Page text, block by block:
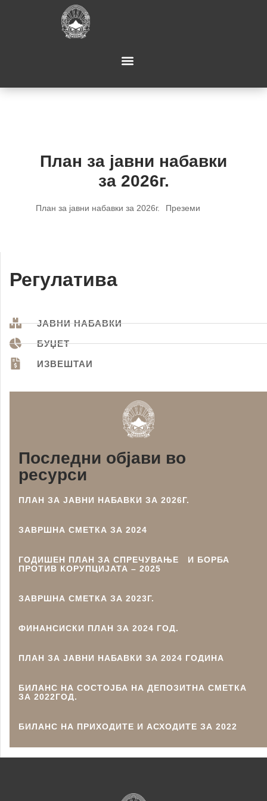
План за јавни набавки
за 2026г.
План за јавни набавки за 2026г. Преземи
Регулатива
ЈАВНИ НАБАВКИ
БУЏЕТ
ИЗВЕШТАИ
Последни објави во
ресурси
ПЛАН ЗА ЈАВНИ НАБАВКИ ЗА 2026Г.
ЗАВРШНА СМЕТКА ЗА 2024
ГОДИШЕН ПЛАН ЗА СПРЕЧУВАЊЕ И БОРБА
ПРОТИВ КОРУПЦИЈАТА – 2025
ЗАВРШНА СМЕТКА ЗА 2023Г.
ФИНАНСИСКИ ПЛАН ЗА 2024 ГОД.
ПЛАН ЗА ЈАВНИ НАБАВКИ ЗА 2024 ГОДИНА
БИЛАНС НА СОСТОЈБА НА ДЕПОЗИТНА СМЕТКА
ЗА 2022ГОД.
БИЛАНС НА ПРИХОДИТЕ И АСХОДИТЕ ЗА 2022